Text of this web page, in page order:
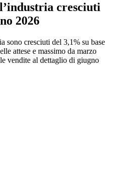
cresciuti
2026
sono cresciuti del 3,1% su base
attese e massimo da marzo
vendite al dettaglio di giugno